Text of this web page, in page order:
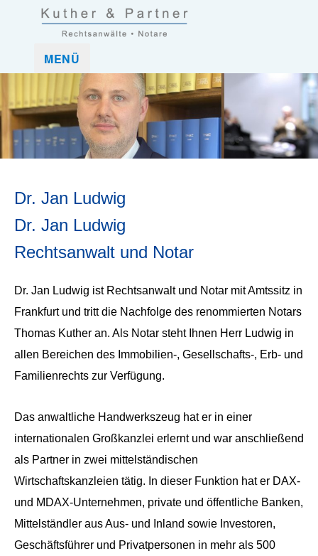
Kuther und Partner Rechtsanwaltskanzlei und Notar in
Frankfurt (Nordend-West)
Kuther & Partner ist eine Anwaltskanzlei, die mittelständische
Unternehmen und Unternehmer sowie Privatpersonen in allen
rechtlichen Belangen umfassend betreut.
MENÜ
Dr. Jan Ludwig
Dr. Jan Ludwig
Rechtsanwalt und Notar
Dr. Jan Ludwig ist Rechtsanwalt und Notar mit Amtssitz in
Frankfurt und tritt die Nachfolge des renommierten Notars
Thomas Kuther an. Als Notar steht Ihnen Herr Ludwig in
allen Bereichen des Immobilien-, Gesellschafts-, Erb- und
Familienrechts zur Verfügung.
Das anwaltliche Handwerkszeug hat er in einer
internationalen Großkanzlei erlernt und war anschließend
als Partner in zwei mittelständischen
Wirtschaftskanzleien tätig. In dieser Funktion hat er DAX-
und MDAX-Unternehmen, private und öffentliche Banken,
Mittelständler aus Aus- und Inland sowie Investoren,
Geschäftsführer und Privatpersonen in mehr als 500